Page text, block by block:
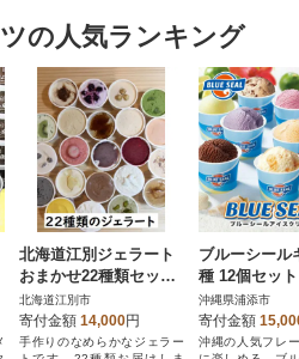
の人気ランキング
北海道江別ジェラート
おまかせ22種類セット
<80ml×22個>
北海道江別市
寄付金額 14,000円
手作りのなめらかなジェラー
ブルーシール
種 12個セッ
気フレーバー
せ
沖縄県浦添市
寄付金額
沖縄の人気フレ